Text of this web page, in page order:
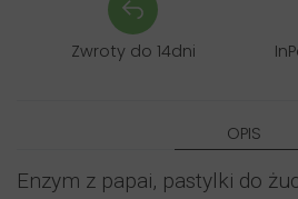
Zwroty do 14dni
OPIS
Enzym z papai, pastylki do